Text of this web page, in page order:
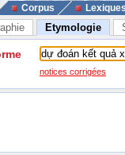
Corpus
Etymologie
notices corrigées